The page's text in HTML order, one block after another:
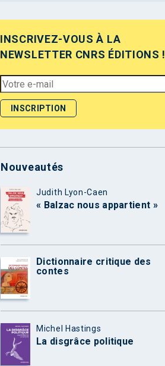
INSCRIVEZ-VOUS À LA
NEWSLETTER CNRS ÉDITIONS !
Nouveautés
Judith Lyon-Caen
« Balzac nous appartient »
Dictionnaire critique des
contes
Michel Hastings
La disgrâce politique